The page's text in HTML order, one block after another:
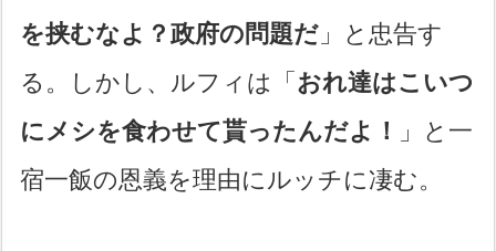
を挟むなよ？政府の問題だ 」と忠告す
る。しかし、ルフィは「 おれ達はこいつ
にメシを食わせて貰ったんだよ！
」と一
宿一飯の恩義を理由にルッチに凄む。